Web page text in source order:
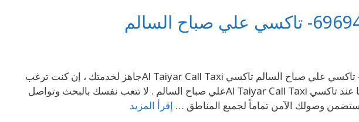
69694241 تاكسي في أم الهيمان 69694241 – تاكسي علي صباح السالم تاكسي Al Taiyar Call Taxiجاهز لخدمتك ، إن كنت ترغب
بالذهاب لوجهتك بأحدث سيارات الاجرة فستجدها عند تاكسي Al Taiyar Call Taxiعلي صباح السالم . لا تتعب نفسك بالبحث وتواصل
وصولك الآمن تماماً لجميع المناطق … إقرأ المزيد